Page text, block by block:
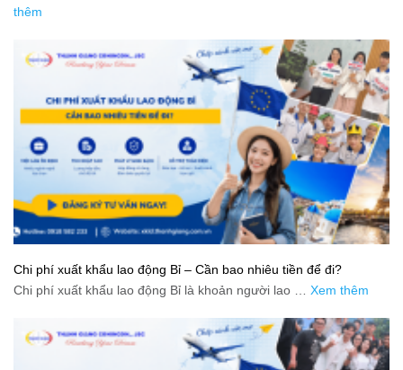
thêm
Chi phí xuất khẩu lao động Bỉ – Cần bao nhiêu tiền để đi?
Chi phí xuất khẩu lao động Bỉ là khoản người lao … Xem thêm